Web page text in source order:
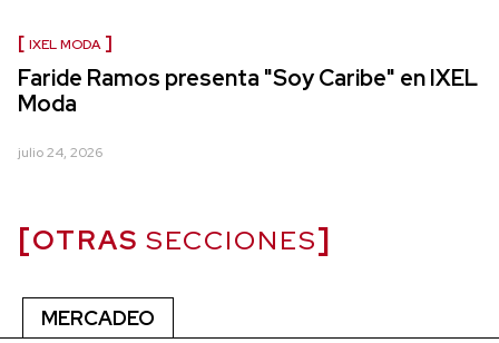
IXEL MODA
Faride Ramos presenta "Soy Caribe" en IXEL
Moda
julio 24, 2026
OTRAS SECCIONES
MERCADEO